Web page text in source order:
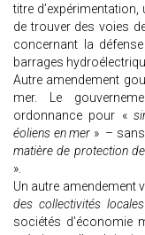
titre d’expérimentation,
de trouver des voies
concernant la
barrages
Autre amendement
mer. Le
ordonnance pour «
éoliens en mer » –
matière de protection
».
Un autre amendement
des collectivités
sociétés d’économie